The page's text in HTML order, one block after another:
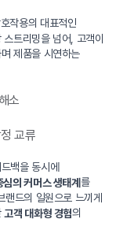
작용의 대표적인
트리밍을 넘어, 고객이
제품을 시연하는
소
교류
백을 동시에
심의 커머스 생태계 를
랜드의 일원으로 느끼게
고객 대화형 경험의